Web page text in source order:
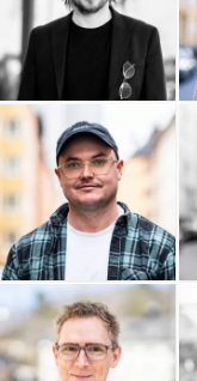
9000 AB
Philip Nordström Design